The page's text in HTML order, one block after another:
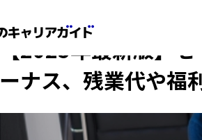
【2025年最新版】
ーナス、残業代や福